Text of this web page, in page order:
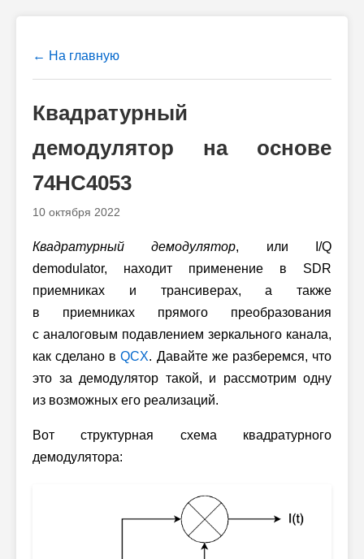
← На главную
Квадратурный
демодулятор на основе
74HC4053
10 октября 2022
Квадратурный демодулятор, или I/Q
demodulator, находит применение в SDR
приемниках и трансиверах, а также
в приемниках прямого преобразования
с аналоговым подавлением зеркального канала,
как сделано вQCX. Давайте же разберемся, что
это за демодулятор такой, и рассмотрим одну
из возможных его реализаций.
Вот структурная схема квадратурного
демодулятора: